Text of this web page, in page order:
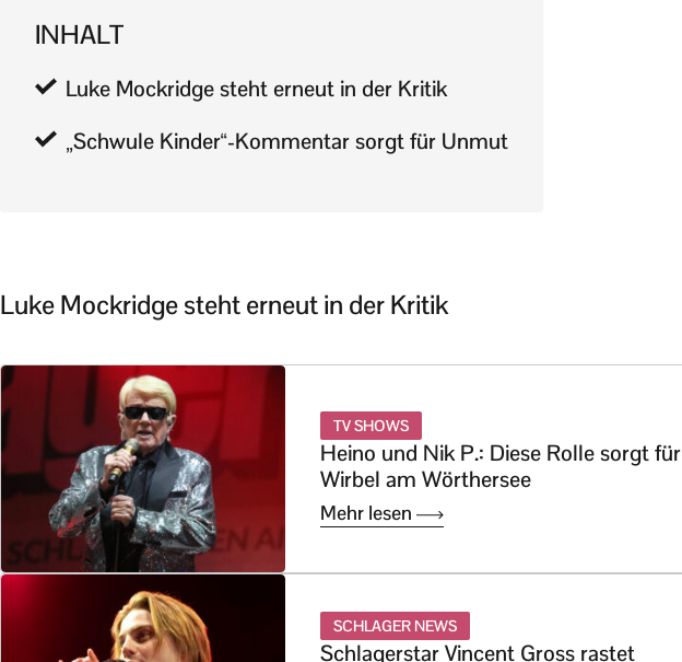
INHALT
Luke Mockridge steht erneut in der Kritik
„Schwule Kinder“-Kommentar sorgt für Unmut
Luke Mockridge steht erneut in der Kritik
TV SHOWS
Heino und Nik P.: Diese Rolle sorgt für
Wirbel am Wörthersee
Mehr lesen
SCHLAGER NEWS
Schlagerstar Vincent Gross rastet